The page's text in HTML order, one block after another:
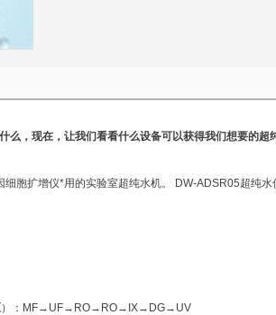
么 ，现在，让我们看看什么设备可以获得我们想要的超
胞扩增仪*用的实验室超纯水机。 DW-ADSR05超纯
）：MF→UF→RO→RO→IX→DG→UV